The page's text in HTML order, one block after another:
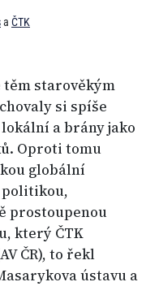
a ČTK
těm starověkým
si spíše
a brány jako
Oproti tomu
globální
prostoupenou
který ČTK
ČR), to řekl
ústavu a